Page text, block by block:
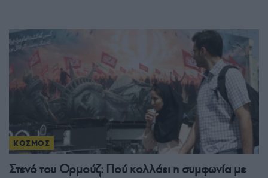
ΚΟΣΜΟΣ
Στενό του Ορμούζ: Πού κολλάει η συμφωνία με